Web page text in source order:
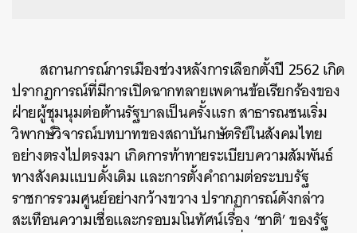
สถานการณ์การเมืองช่วงหลังการเลือกตั้งปี 2562 เกิด
ปรากฏการณ์ที่มีการเปิดฉากทลายเพดานข้อเรียกร้องของ
ฝ่ายผู้ชุมนุมต่อต้านรัฐบาลเป็นครั้งแรก สาธารณชนเริ่ม
วิพากษ์วิจารณ์บทบาทของสถาบันกษัตริย์ในสังคมไทย
อย่างตรงไปตรงมา เกิดการท้าทายระเบียบความสัมพันธ์
ทางสังคมแบบดั้งเดิม และการตั้งคำถามต่อระบบรัฐ
ราชการรวมศูนย์อย่างกว้างขวาง ปรากฏการณ์ดังกล่าว
สะเทือนความเชื่อและกรอบมโนทัศน์เรื่อง ‘ชาติ’ ของรัฐ